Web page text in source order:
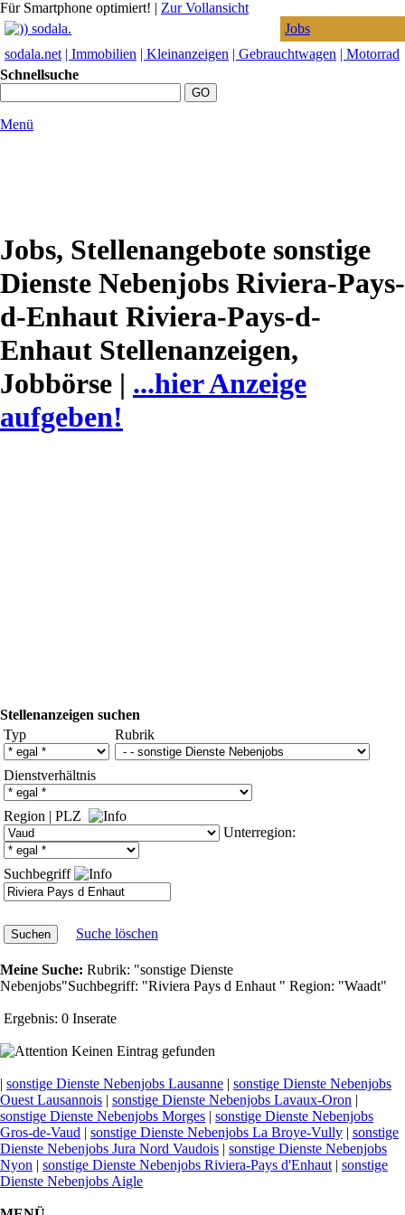
Für Smartphone optimiert! | Zur Vollansicht
Jobs
sodala.net | Immobilien | Kleinanzeigen | Gebrauchtwagen | Motorrad
Schnellsuche
Menü
Jobs, Stellenangebote sonstige
Dienste Nebenjobs Riviera-Pays-
d-Enhaut Riviera-Pays-d-
Enhaut Stellenanzeigen,
Jobbörse | ...hier Anzeige
aufgeben!
Stellenanzeigen suchen
Typ
Rubrik
Dienstverhältnis
Region | PLZ
Unterregion:
Suchbegriff
Suche löschen
Meine Suche: Rubrik: "sonstige Dienste
Nebenjobs"Suchbegriff: "Riviera Pays d Enhaut " Region: "Waadt"
Ergebnis: 0 Inserate
Keinen Eintrag gefunden
| sonstige Dienste Nebenjobs Lausanne | sonstige Dienste Nebenjobs
Ouest Lausannois | sonstige Dienste Nebenjobs Lavaux-Oron |
sonstige Dienste Nebenjobs Morges | sonstige Dienste Nebenjobs
Gros-de-Vaud | sonstige Dienste Nebenjobs La Broye-Vully | sonstige
Dienste Nebenjobs Jura Nord Vaudois | sonstige Dienste Nebenjobs
Nyon | sonstige Dienste Nebenjobs Riviera-Pays d'Enhaut | sonstige
Dienste Nebenjobs Aigle